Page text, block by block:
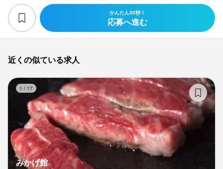
かんたん30秒！
応募へ進む
近くの似ている求人
1 / 17
みかげ館